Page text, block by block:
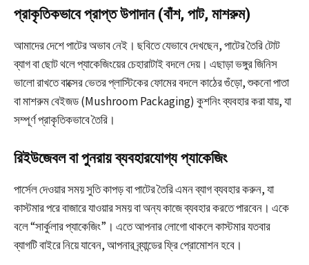
প্রাকৃতিকভাবে প্রাপ্ত উপাদান (বাঁশ, পাট, মাশরুম)
আমাদের দেশে পাটের অভাব নেই। ছবিতে যেভাবে দেখছেন, পাটের তৈরি টোট
ব্যাগ বা ছোট থলে প্যাকেজিংয়ের চেহারাটাই বদলে দেয়। এছাড়া ভঙ্গুর জিনিস
ভালো রাখতে বাক্সের ভেতর প্লাস্টিকের ফোমের বদলে কাঠের গুঁড়ো, শুকনো পাতা
বা মাশরুম বেইজড (Mushroom Packaging) কুশনিং ব্যবহার করা যায়, যা
সম্পূর্ণ প্রাকৃতিকভাবে তৈরি।
রিইউজেবল বা পুনরায় ব্যবহারযোগ্য প্যাকেজিং
পার্সেল দেওয়ার সময় সুতি কাপড় বা পাটের তৈরি এমন ব্যাগ ব্যবহার করুন, যা
কাস্টমার পরে বাজারে যাওয়ার সময় বা অন্য কাজে ব্যবহার করতে পারবেন। একে
বলে “সার্কুলার প্যাকেজিং”। এতে আপনার লোগো থাকলে কাস্টমার যতবার
ব্যাগটি বাইরে নিয়ে যাবেন, আপনার ব্র্যান্ডের ফ্রি প্রোমোশন হবে।